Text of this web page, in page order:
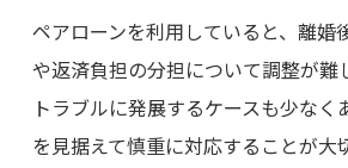
ペアローンを利用していると、離婚
や返済負担の分担について調整が難
トラブルに発展するケースも少なく
を見据えて慎重に対応することが大